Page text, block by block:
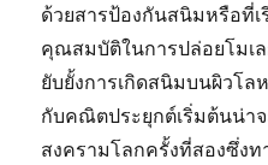
ด้วยสารป้องกันสนิมหรือที่เ
คุณสมบัติในการปล่อยโมเ
ยับยั้งการเกิดสนิมบนผิวโล
กับคณิตประยุกต์เริ่มต้นน่า
สงครามโลกครั้งที่สองซึ่ง